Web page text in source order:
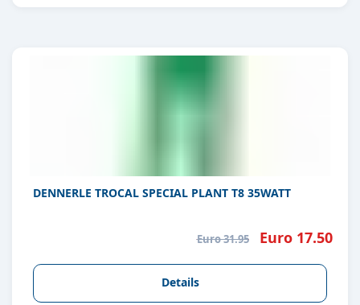
DENNERLE TROCAL SPECIAL PLANT T8 35WATT
Euro 31.95 Euro 17.50
Details